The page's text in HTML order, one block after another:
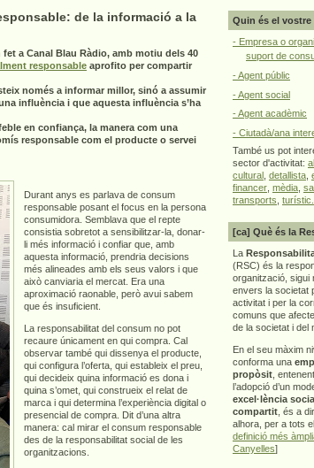
de la informació a la
a Canal Blau Ràdio, amb motiu dels 40
responsable aprofito per compartir
només a informar millor, sinó a assumir
influència i que aquesta influència s’ha
en confiança, la manera com una
responsable com el producte o servei
Durant anys es parlava de consum
responsable posant el focus en la persona
consumidora. Semblava que el repte
consistia sobretot a sensibilitzar-la, donar-
li més informació i confiar que, amb
aquesta informació, prendria decisions
més alineades amb els seus valors i que
això canviaria el mercat. Era una
aproximació raonable, però avui sabem
que és insuficient.
La responsabilitat del consum no pot
recaure únicament en qui compra. Cal
observar també qui dissenya el producte,
qui configura l’oferta, qui estableix el preu,
qui decideix quina informació es dona i
quina s’omet, qui construeix el relat de
marca i qui determina l’experiència digital o
presencial de compra. Dit d’una altra
manera: cal mirar el consum responsable
des de la responsabilitat social de les
organitzacions.
Quin és el vostre
- Empresa o
suport de
- Agent públic
- Agent social
- Agent acadèmic
- Ciutadà/ana
També us pot
sector d'activitat:
cultural
detallista
financer mèdia
transports turístic.
[ca] Què és la
La
(RSC) és la
organització, sigui
envers la societat
activitat i per la
comuns que
de la societat i del
En el seu màxim
conforma una
propòsit ,
l’adopció d’un
excel·lència
compartit , és a
alhora, per a tots
definició més
Canyelles]